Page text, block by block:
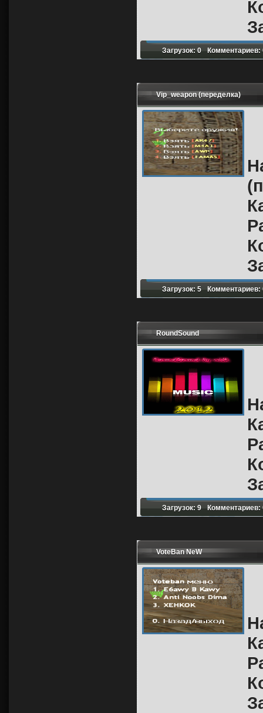
Загрузок: 0 Комментариев:
Vip_weapon (переделка)
Загрузок: 5 Комментариев:
RoundSound
Загрузок: 9 Комментариев:
VoteBan NeW